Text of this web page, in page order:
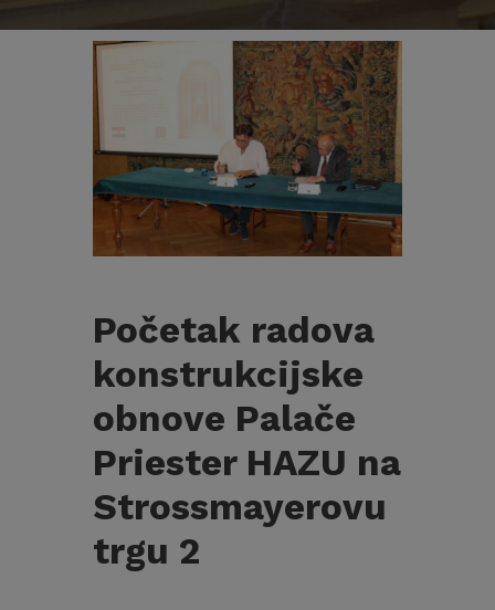
Početak radova
konstrukcijske
obnove Palače
Priester HAZU na
Strossmayerovu
trgu 2